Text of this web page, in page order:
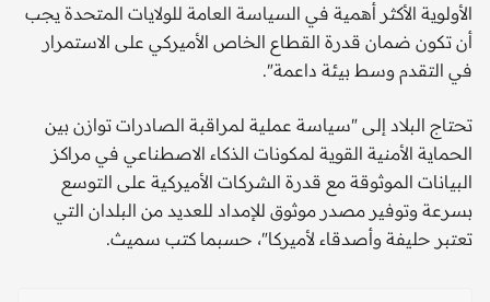
الأولوية الأكثر أهمية في السياسة العامة للولايات المتحدة يجب
أن تكون ضمان قدرة القطاع الخاص الأميركي على الاستمرار
في التقدم وسط بيئة داعمة".
تحتاج البلاد إلى "سياسة عملية لمراقبة الصادرات توازن بين
الحماية الأمنية القوية لمكونات الذكاء الاصطناعي في مراكز
البيانات الموثوقة مع قدرة الشركات الأميركية على التوسع
بسرعة وتوفير مصدر موثوق للإمداد للعديد من البلدان التي
تعتبر حليفة وأصدقاء لأميركا"، حسبما كتب سميث.